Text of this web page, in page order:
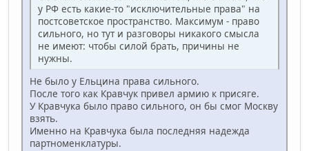
у РФ есть какие-то "исключительные права" на
постсоветское пространство. Максимум - право
сильного, но тут и разговоры никакого смысла
не имеют: чтобы силой брать, причины не
нужны.
Не было у Ельцина права сильного.
После того как Кравчук привел армию к присяге.
У Кравчука было право сильного, он бы смог Москву
взять.
Именно на Кравчука была последняя надежда
партноменклатуры.